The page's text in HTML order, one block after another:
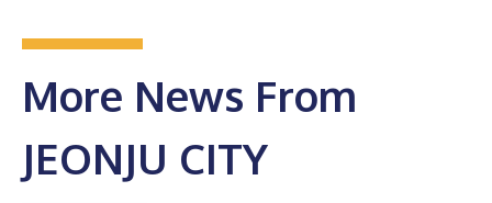
More News From
JEONJU CITY